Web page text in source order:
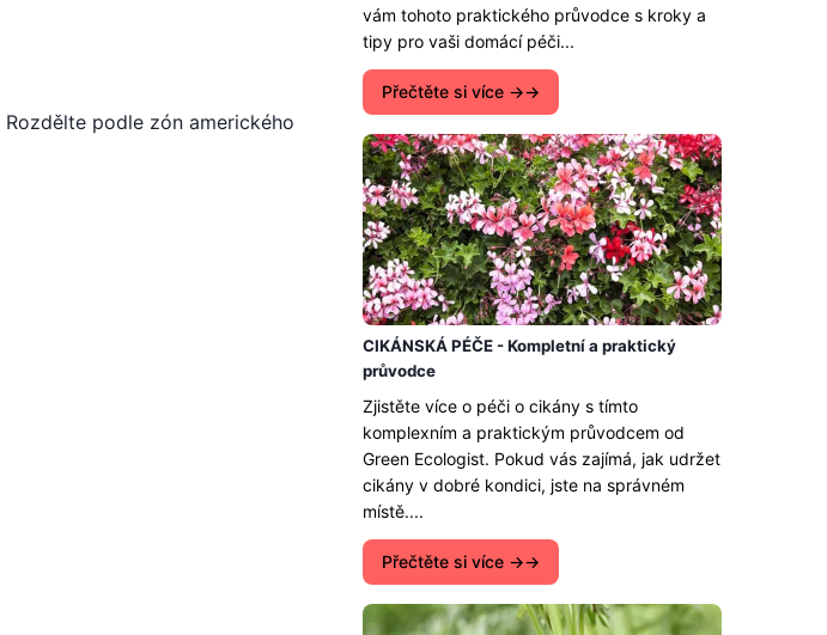
Rozdělte podle zón amerického
vám tohoto praktického průvodce s kroky a
tipy pro vaši domácí péči...
Přečtěte si více →
CIKÁNSKÁ PÉČE - Kompletní a praktický
průvodce
Zjistěte více o péči o cikány s tímto
komplexním a praktickým průvodcem od
Green Ecologist. Pokud vás zajímá, jak udržet
cikány v dobré kondici, jste na správném
místě....
Přečtěte si více →